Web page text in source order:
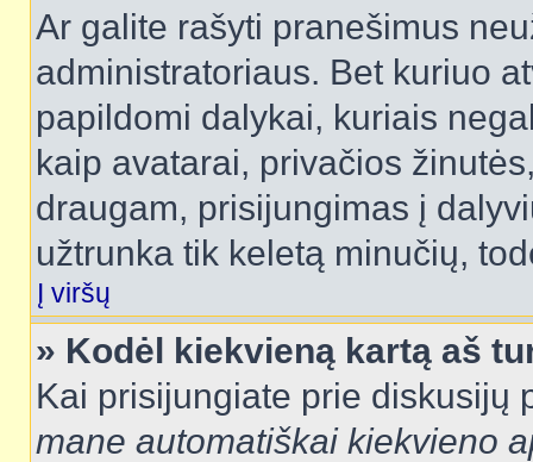
Ar galite rašyti pranešimus
administratoriaus. Bet kuriuo
papildomi dalykai, kuriais
kaip avatarai, privačios
draugam, prisijungimas į
užtrunka tik keletą minučių,
Į viršų
» Kodėl kiekvieną kartą aš
Kai prisijungiate prie diskusijų
mane automatiškai kiekvieno